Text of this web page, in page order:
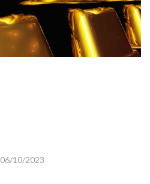
06/10/2023